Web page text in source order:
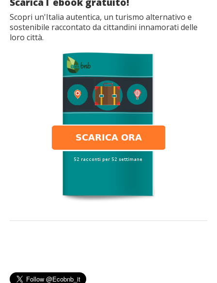
Scopri un'Italia autentica, un turismo alternativo e
sostenibile raccontato da cittandini innamorati delle
loro città.